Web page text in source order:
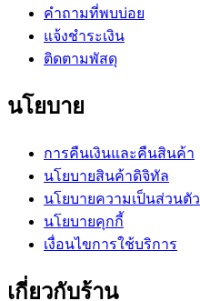
คำถามที่พบบ่อย
แจ้งชำระเงิน
ติดตามพัสดุ
นโยบาย
การคืนเงินและคืนสินค้า
นโยบายสินค้าดิจิทัล
นโยบายความเป็นส่วนตัว
นโยบายคุกกี้
เงื่อนไขการใช้บริการ
เกี่ยวกับร้าน